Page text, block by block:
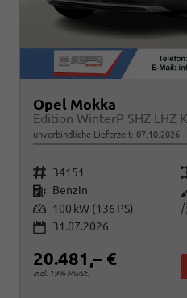
Opel Mokka
unverbindliche Lieferzeit: 07.10.2026
Fahrzeugnr. 34151
Kraftstoff Benzin
Leistung 100 kW (136 PS)
31.07.2026
20.481,– €
incl. 19% MwSt.